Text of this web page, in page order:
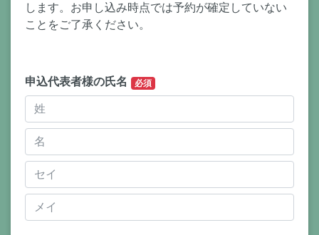
します。お申し込み時点では予約が確定していない
ことをご了承ください。
申込代表者様の氏名 必須